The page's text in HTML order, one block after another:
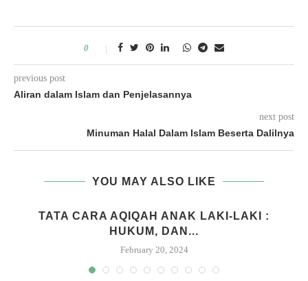
0
previous post
Aliran dalam Islam dan Penjelasannya
next post
Minuman Halal Dalam Islam Beserta Dalilnya
YOU MAY ALSO LIKE
TATA CARA AQIQAH ANAK LAKI-LAKI :
HUKUM, DAN...
February 20, 2024